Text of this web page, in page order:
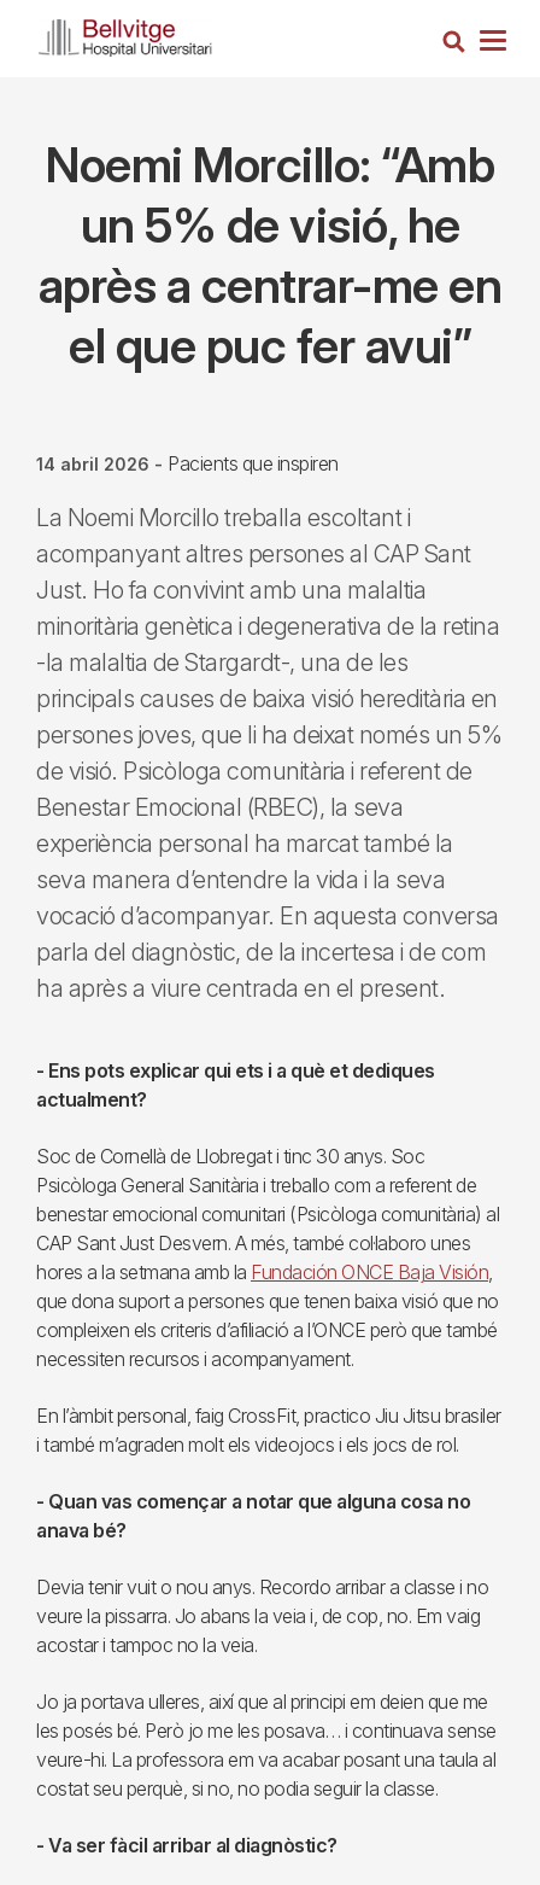
Cerca
Noemi Morcillo: “Amb
un 5% de visió, he
après a centrar-me en
el que puc fer avui”
14 abril 2026 - Pacients que inspiren
La Noemi Morcillo treballa escoltant i
acompanyant altres persones al CAP Sant
Just. Ho fa convivint amb una malaltia
minoritària genètica i degenerativa de la retina
-la malaltia de Stargardt-, una de les
principals causes de baixa visió hereditària en
persones joves, que li ha deixat només un 5%
de visió. Psicòloga comunitària i referent de
Benestar Emocional (RBEC), la seva
experiència personal ha marcat també la
seva manera d’entendre la vida i la seva
vocació d’acompanyar. En aquesta conversa
parla del diagnòstic, de la incertesa i de com
ha après a viure centrada en el present.
- Ens pots explicar qui ets i a què et dediques
actualment?
Soc de Cornellà de Llobregat i tinc 30 anys. Soc
Psicòloga General Sanitària i treballo com a referent de
benestar emocional comunitari (Psicòloga comunitària) al
CAP Sant Just Desvern. A més, també col·laboro unes
hores a la setmana amb la Fundación ONCE Baja Visión,
que dona suport a persones que tenen baixa visió que no
compleixen els criteris d’afiliació a l’ONCE però que també
necessiten recursos i acompanyament.
En l’àmbit personal, faig CrossFit, practico Jiu Jitsu brasiler
i també m’agraden molt els videojocs i els jocs de rol.
- Quan vas començar a notar que alguna cosa no
anava bé?
Devia tenir vuit o nou anys. Recordo arribar a classe i no
veure la pissarra. Jo abans la veia i, de cop, no. Em vaig
acostar i tampoc no la veia.
Jo ja portava ulleres, així que al principi em deien que me
les posés bé. Però jo me les posava… i continuava sense
veure-hi. La professora em va acabar posant una taula al
costat seu perquè, si no, no podia seguir la classe.
- Va ser fàcil arribar al diagnòstic?